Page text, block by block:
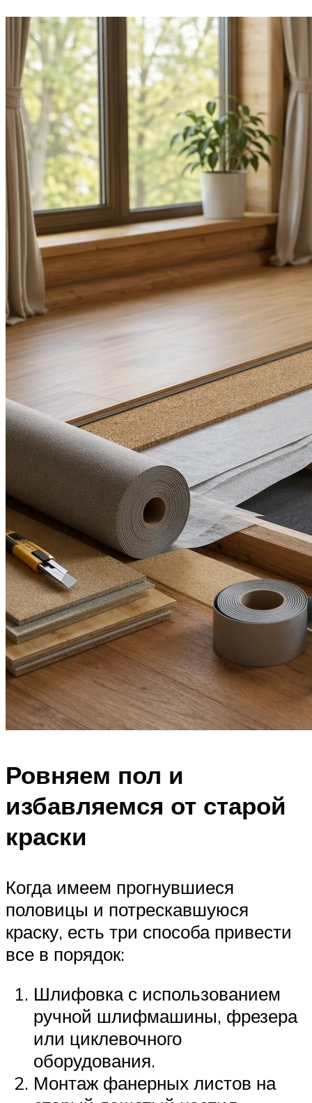
Ровняем пол и
избавляемся от старой
краски
Когда имеем прогнувшиеся
половицы и потрескавшуюся
краску, есть три способа привести
все в порядок:
Шлифовка с использованием
ручной шлифмашины, фрезера
или циклевочного
оборудования.
Монтаж фанерных листов на